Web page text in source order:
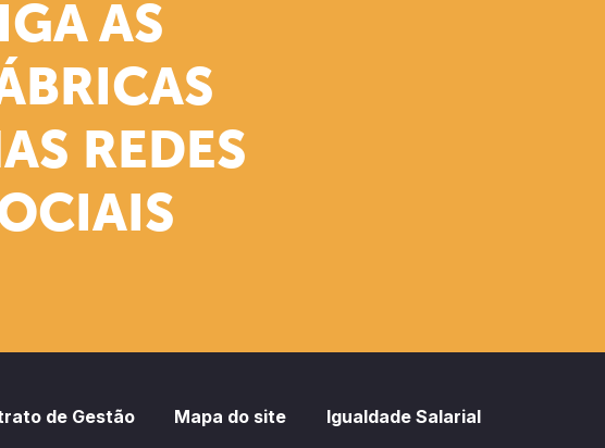
AS
REDES
de Gestão Mapa do site Igualdade Salarial